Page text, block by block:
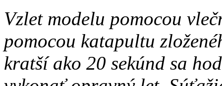
Vzlet modelu pomocou
pomocou katapultu
kratší ako 20 sekúnd sa